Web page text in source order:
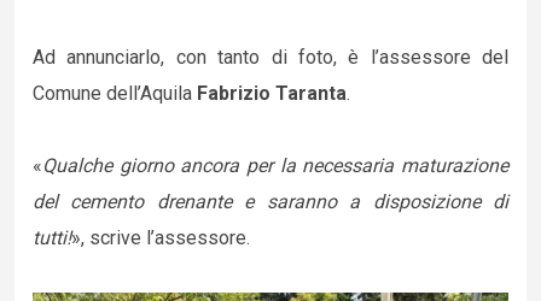
Ad annunciarlo, con tanto di foto, è l’assessore del
Comune dell’Aquila Fabrizio Taranta.
«Qualche giorno ancora per la necessaria maturazione
del cemento drenante e saranno a disposizione di
tutti!», scrive l’assessore.